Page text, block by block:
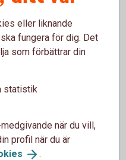
som kan handlas?
eller liknande
fungera för dig. Det
som förbättrar din
statistik
när du vill,
profil när du är
.